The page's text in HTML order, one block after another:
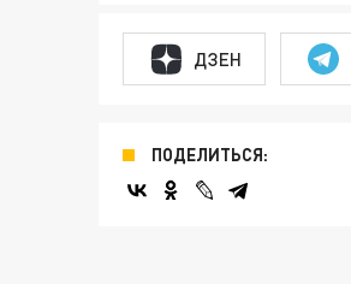
ДЗЕН
ПОДЕЛИТЬСЯ: